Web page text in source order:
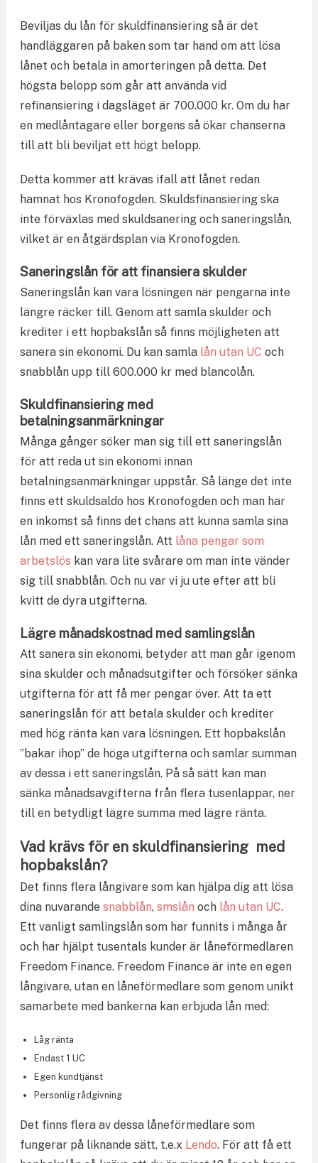
Beviljas du lån för skuldfinansiering så är det
handläggaren på baken som tar hand om att lösa
lånet och betala in amorteringen på detta. Det
högsta belopp som går att använda vid
refinansiering i dagsläget är 700.000 kr. Om du har
en medlåntagare eller borgens så ökar chanserna
till att bli beviljat ett högt belopp.
Detta kommer att krävas ifall att lånet redan
hamnat hos Kronofogden. Skuldsfinansiering ska
inte förväxlas med skuldsanering och saneringslån,
vilket är en åtgärdsplan via Kronofogden.
Saneringslån för att finansiera skulder
Saneringslån kan vara lösningen när pengarna inte
längre räcker till. Genom att samla skulder och
krediter i ett hopbakslån så finns möjligheten att
sanera sin ekonomi. Du kan samla lån utan UC och
snabblån upp till 600.000 kr med blancolån.
Skuldfinansiering med
betalningsanmärkningar
Många gånger söker man sig till ett saneringslån
för att reda ut sin ekonomi innan
betalningsanmärkningar uppstår. Så länge det inte
finns ett skuldsaldo hos Kronofogden och man har
en inkomst så finns det chans att kunna samla sina
lån med ett saneringslån. Att låna pengar som
arbetslös kan vara lite svårare om man inte vänder
sig till snabblån. Och nu var vi ju ute efter att bli
kvitt de dyra utgifterna.
Lägre månadskostnad med samlingslån
Att sanera sin ekonomi, betyder att man går igenom
sina skulder och månadsutgifter och försöker sänka
utgifterna för att få mer pengar över. Att ta ett
saneringslån för att betala skulder och krediter
med hög ränta kan vara lösningen. Ett hopbakslån
”bakar ihop” de höga utgifterna och samlar summan
av dessa i ett saneringslån. På så sätt kan man
sänka månadsavgifterna från flera tusenlappar, ner
till en betydligt lägre summa med lägre ränta.
Vad krävs för en skuldfinansiering med
hopbakslån?
Det finns flera långivare som kan hjälpa dig att lösa
dina nuvarande snabblån, smslån och lån utan UC.
Ett vanligt samlingslån som har funnits i många år
och har hjälpt tusentals kunder är låneförmedlaren
Freedom Finance. Freedom Finance är inte en egen
långivare, utan en låneförmedlare som genom unikt
samarbete med bankerna kan erbjuda lån med:
Låg ränta
Endast 1 UC
Egen kundtjänst
Personlig rådgivning
Det finns flera av dessa låneförmedlare som
fungerar på liknande sätt, t.e.x Lendo. För att få ett